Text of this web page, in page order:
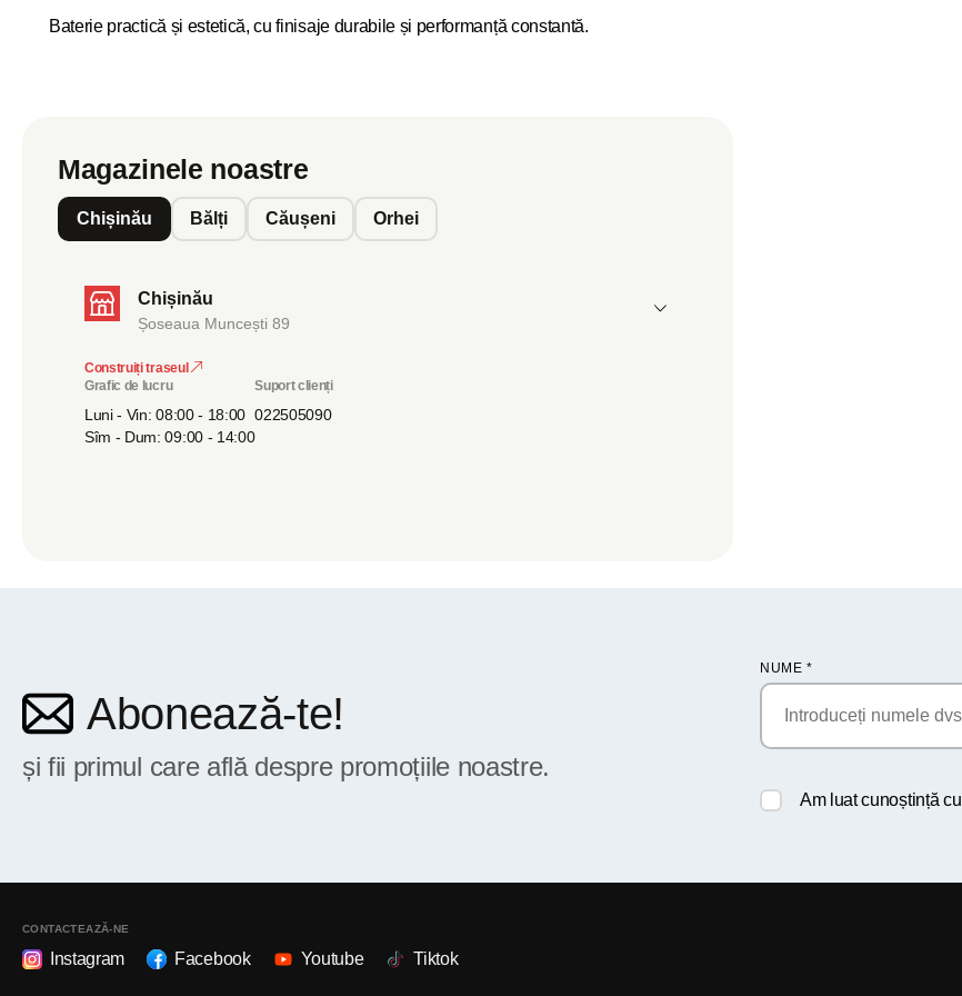
Baterie practică și estetică, cu finisaje durabile și performanță constantă.
Magazinele noastre
Chișinău Bălți Căușeni Orhei
Chișinău
Șoseaua Muncești 89
Construiți traseul
Grafic de lucru
Luni - Vin: 08:00 - 18:00
Sîm - Dum: 09:00 - 14:00
Suport clienți
022505090
Abonează-te!
și fii primul care află despre promoțiile noastre.
NUME *
Am luat cunoștință cu
CONTACTEAZĂ-NE
Instagram Facebook Youtube Tiktok